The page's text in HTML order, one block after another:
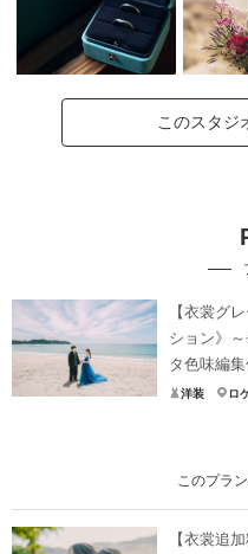
このスタジ
【衣裳グ
ション》
タ色味編
洋装 ロ
このプラ
店内のドレス、タキシード選び放題
グラバー園や水辺の森など、お好き
【衣裳追